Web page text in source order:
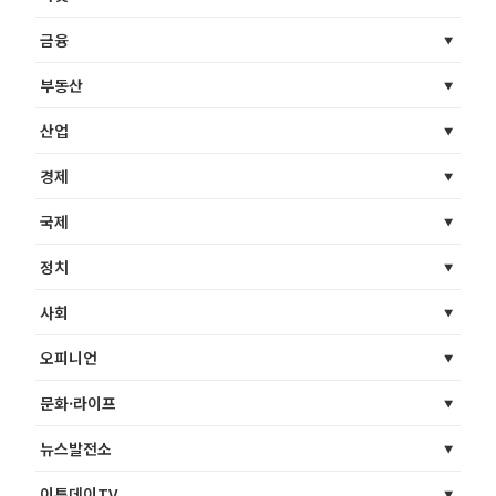
금융
부동산
산업
경제
국제
정치
사회
오피니언
문화·라이프
뉴스발전소